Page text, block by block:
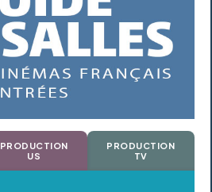
PRODUCTION
US
PRODUCTION
TV